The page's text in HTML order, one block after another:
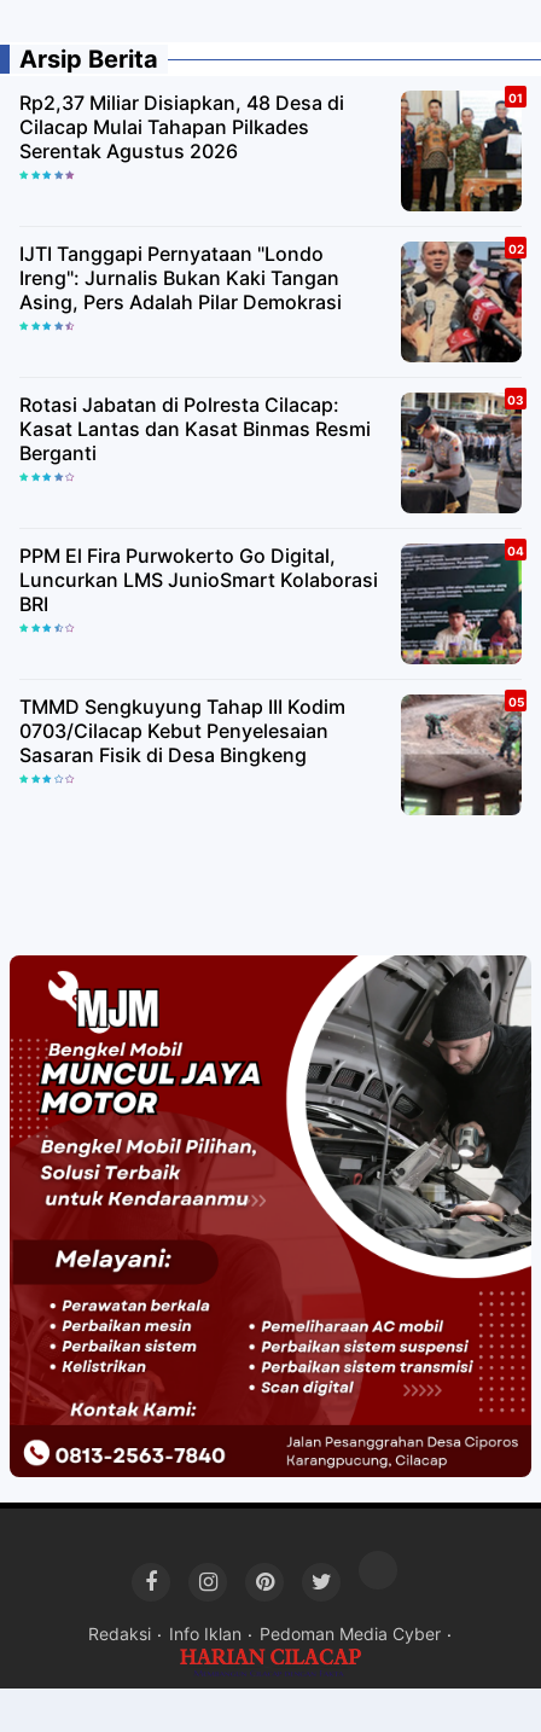
Arsip Berita
Rp2,37 Miliar Disiapkan, 48 Desa di
Cilacap Mulai Tahapan Pilkades
Serentak Agustus 2026
IJTI Tanggapi Pernyataan "Londo
Ireng": Jurnalis Bukan Kaki Tangan
Asing, Pers Adalah Pilar Demokrasi
Rotasi Jabatan di Polresta Cilacap:
Kasat Lantas dan Kasat Binmas Resmi
Berganti
PPM El Fira Purwokerto Go Digital,
Luncurkan LMS JunioSmart Kolaborasi
BRI
TMMD Sengkuyung Tahap III Kodim
0703/Cilacap Kebut Penyelesaian
Sasaran Fisik di Desa Bingkeng
Redaksi Info Iklan Pedoman Media Cyber